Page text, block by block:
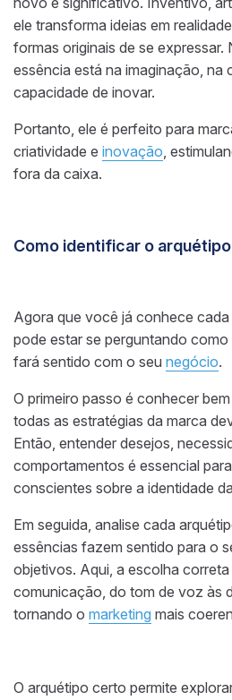
ele transforma ideias em
formas originais de se expressar.
essência está na imaginação, na
capacidade de inovar.
Portanto, ele é perfeito para
criatividade e inovação,
fora da caixa.
Como identificar o
Agora que você já conhece
pode estar se perguntando
fará sentido com o seu negócio.
O primeiro passo é conhecer
todas as estratégias da marca
Então, entender desejos,
comportamentos é essencial
conscientes sobre a identidade
Em seguida, analise cada
essências fazem sentido para o
objetivos. Aqui, a escolha
comunicação, do tom de voz às
tornando o marketing mais
O arquétipo certo permite